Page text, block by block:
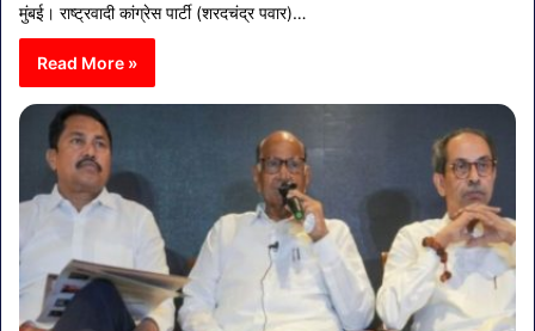
मुंबई। राष्ट्रवादी कांग्रेस पार्टी (शरदचंद्र पवार)…
Read More »